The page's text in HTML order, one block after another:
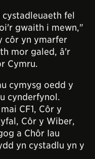
fel
gwaith i mewn,"
côr yn ymarfer
mor galed, â'r
Cymru.
cymysg oedd y
cynderfynol.
CF1, Côr y
Côr y Wiber,
a Chôr Iau
yn cystadlu yn y